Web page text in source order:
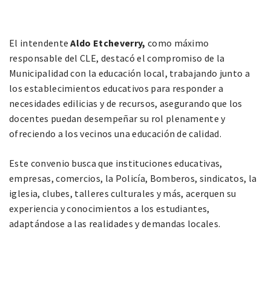
El intendenteAldo Etcheverry, como máximo
responsable del CLE, destacó el compromiso de la
Municipalidad con la educación local, trabajando junto a
los establecimientos educativos para responder a
necesidades edilicias y de recursos, asegurando que los
docentes puedan desempeñar su rol plenamente y
ofreciendo a los vecinos una educación de calidad.
Este convenio busca que instituciones educativas,
empresas, comercios, la Policía, Bomberos, sindicatos, la
iglesia, clubes, talleres culturales y más, acerquen su
experiencia y conocimientos a los estudiantes,
adaptándose a las realidades y demandas locales.